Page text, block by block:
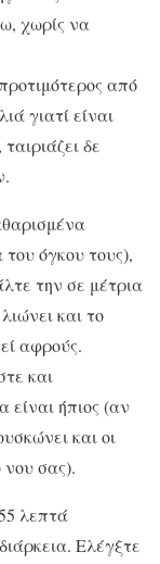
χωρίς να
από
γιατί είναι
δε
όγκου τους),
την σε μέτρια
και το
αφρούς.
και
ήπιος (αν
και οι
σας).
λεπτά
Ελέγξτε